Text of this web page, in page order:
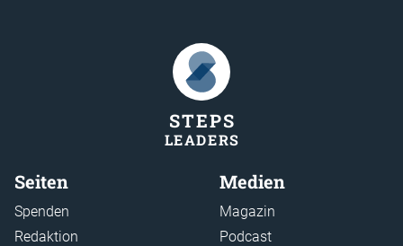
STEPS
LEADERS
Seiten
Spenden
Redaktion
Medien
Magazin
Podcast